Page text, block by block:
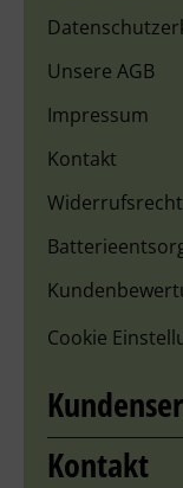
Unsere AGB
Impressum
Kontakt
Widerrufsrecht
Cookie
Kontakt